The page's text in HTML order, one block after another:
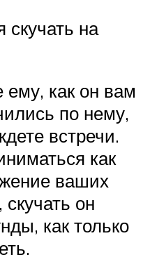
скучать на
ему, как он вам
по нему,
встречи.
как
ваших
он
как только